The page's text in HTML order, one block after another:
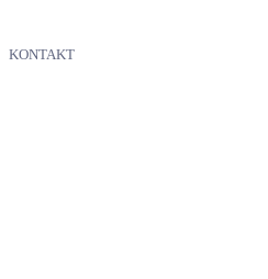
KONTAKT